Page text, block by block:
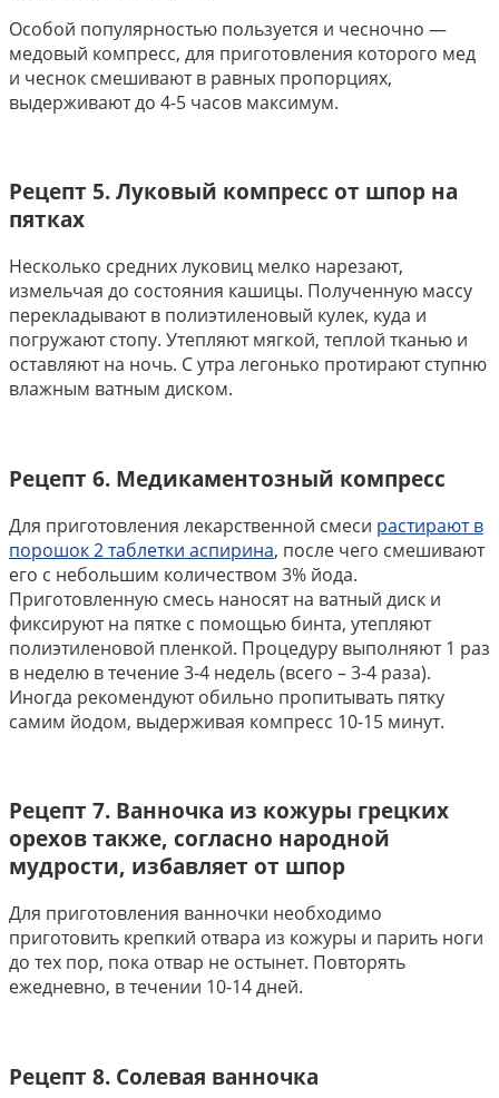
Особой популярностью пользуется и чесночно —
медовый компресс, для приготовления которого мед
и чеснок смешивают в равных пропорциях,
выдерживают до 4-5 часов максимум.
Рецепт 5. Луковый компресс от шпор на
пятках
Несколько средних луковиц мелко нарезают,
измельчая до состояния кашицы. Полученную массу
перекладывают в полиэтиленовый кулек, куда и
погружают стопу. Утепляют мягкой, теплой тканью и
оставляют на ночь. С утра легонько протирают ступню
влажным ватным диском.
Рецепт 6. Медикаментозный компресс
Для приготовления лекарственной смеси растирают в
порошок 2 таблетки аспирина, после чего смешивают
его с небольшим количеством 3% йода.
Приготовленную смесь наносят на ватный диск и
фиксируют на пятке с помощью бинта, утепляют
полиэтиленовой пленкой. Процедуру выполняют 1 раз
в неделю в течение 3-4 недель (всего – 3-4 раза).
Иногда рекомендуют обильно пропитывать пятку
самим йодом, выдерживая компресс 10-15 минут.
Рецепт 7. Ванночка из кожуры грецких
орехов также, согласно народной
мудрости, избавляет от шпор
Для приготовления ванночки необходимо
приготовить крепкий отвара из кожуры и парить ноги
до тех пор, пока отвар не остынет. Повторять
ежедневно, в течении 10-14 дней.
Рецепт 8. Солевая ванночка